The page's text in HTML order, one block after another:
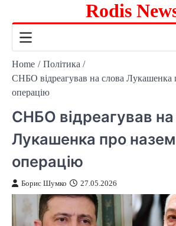
content
Rodis
Home
Політика
СНБО відреагував на слова Лукашенка
операцію
СНБО відреагував на
Лукашенка про
операцію
Борис Шумко 27.05.2026